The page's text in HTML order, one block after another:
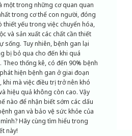
một trong những cơ quan quan
trong cơ thể con người, đóng
thiết yếu trong việc chuyển hóa,
và sản xuất các chất cần thiết
sống. Tuy nhiên, bệnh gan lại
bị bỏ qua cho đến khi quá
Theo thống kê, có đến 90% bệnh
hiện bệnh gan ở giai đoạn
khi mà việc điều trị trở nên khó
hiệu quả không còn cao. Vậy
nào để nhận biết sớm các dấu
gan và bảo vệ sức khỏe của
Hãy cùng tìm hiểu trong
này!